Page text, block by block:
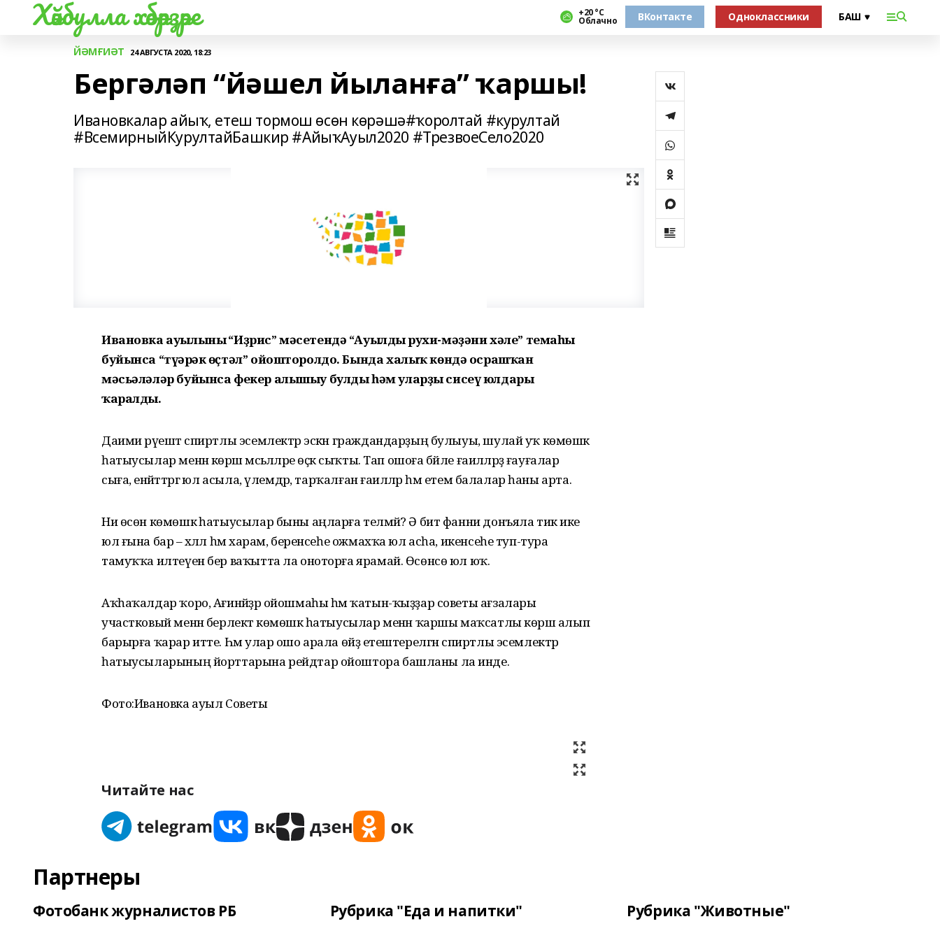
Хәйбулла хәбәрҙәре +20 °С
Облачно ВКонтакте Одноклассники
ЙӘМҒИӘТ 24 АВГУСТА 2020, 18:23
Бергәләп “йәшел йыланға” ҡаршы!
Ивановкалар айыҡ, етеш тормош өсөн көрәшә#ҡоролтай #курултай
#ВсемирныйКурултайБашкир #АйыҡАуыл2020 #ТрезвоеСело2020
Ивановка ауылының “Иҙрис” мәсетендә “Ауылдың рухи-мәҙәни хәле” темаһы
буйынса “түңәрәк өҫтәл” ойошторолдо. Бында халыҡ көндә осрашҡан
мәсьәләләр буйынса фекер алышыу булды һәм уларҙы сисеү юлдары
ҡаралды.
Даими рәүештә спиртлы эсемлектәр эскән граждандарҙың булыуы, шулай уҡ көмөшкә
һатыусылар менән көрәш мәсьәләләре өҫкә сыҡты. Тап ошоға бәйле ғаиләләрҙә ғауғалар
сыға, енәйәттәргә юл асыла, үлемдәр, тарҡалған ғаиләләр һәм етем балалар һаны арта.
Ни өсөн көмөшкә һатыусылар быны аңларға теләмәй? Ә бит фанни донъяла тик ике
юл ғына бар – хәләл һәм харам, беренсеһе ожмахҡа юл асһа, икенсеһе туп-тура
тамуҡҡа илтеүен бер ваҡытта ла оноторға ярамай. Өсөнсө юл юҡ.
Аҡһаҡалдар ҡоро, Ағинәйҙәр ойошмаһы һәм ҡатын-ҡыҙҙар советы ағзалары
участковый менән берлектә көмөшкә һатыусылар менән ҡаршы маҡсатлы көрәш алып
барырға ҡарар итте. Һәм улар ошо арала өйҙә етештерелгән спиртлы эсемлектәр
һатыусыларының йорттарына рейдтар ойоштора башланы ла инде.
Фото:Ивановка ауыл Советы
Читайте нас
Партнеры
Фотобанк журналистов РБ Рубрика "Еда и напитки" Рубрика "Животные"